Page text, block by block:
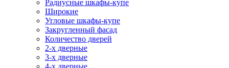
Радиусные шкафы-купе
Широкие
Угловые шкафы-купе
Закругленный фасад
Количество дверей
2-х дверные
3-х дверные
4-х дверные